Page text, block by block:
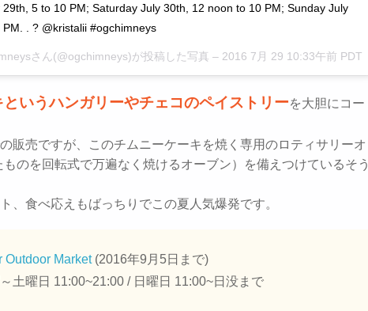
5 to 10 PM; Saturday July 30th, 12 noon to 10 PM; Sunday July
. ? @kristalii #ogchimneys
さん(@ogchimneys)が投稿した写真 – 2016 7月 29 10:33午前 PDT
いうハンガリーやチェコのペイストリーを大胆にコー
販売ですが、このチムニーケーキを焼く専用のロティサリーオ
のを回転式で万遍なく焼けるオーブン）を備えつけているそう
、食べ応えもばっちりでこの夏人気爆発です。
Outdoor Market(2016年9月5日まで)
土曜日 11:00~21:00 / 日曜日 11:00~日没まで